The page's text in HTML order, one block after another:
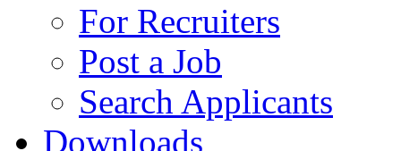
For Recruiters
Post a Job
Search Applicants
Downloads